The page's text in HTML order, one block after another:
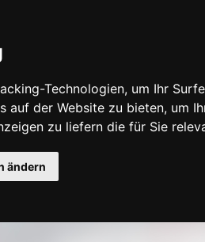
Technologien, um Ihr
auf der Website zu bieten, um
zu liefern die für Sie
ändern
Reifensuche